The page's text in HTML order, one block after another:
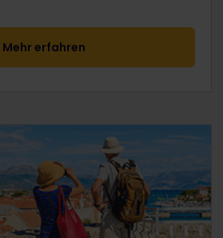
Mehr erfahren